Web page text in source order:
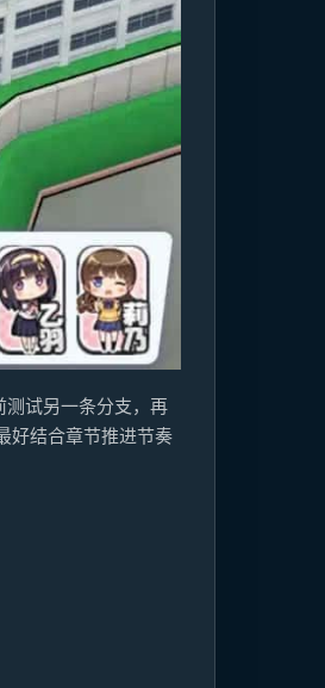
测试另一条分支，再
好结合章节推进节奏